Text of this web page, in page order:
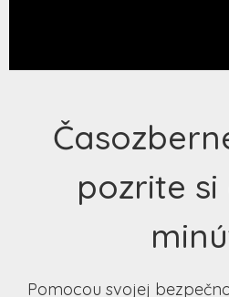
pozrite si
Pomocou svojej